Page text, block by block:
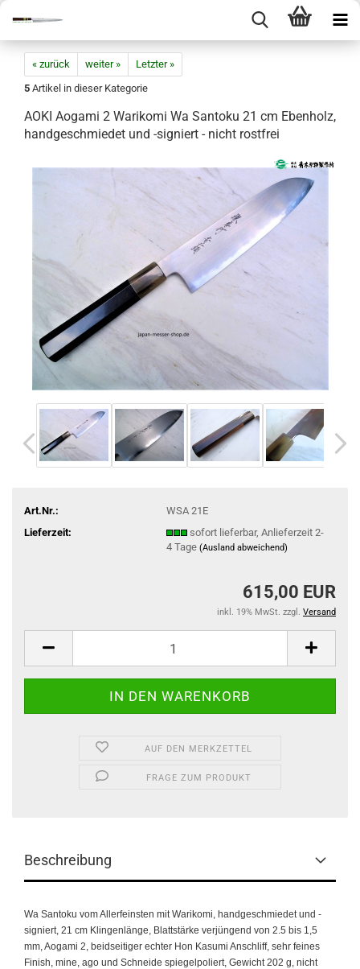
« zurück weiter »
Letzter »
5 Artikel in dieser Kategorie
AOKI Aogami 2 Warikomi Wa Santoku 21 cm Ebenholz,
handgeschmiedet und -signiert - nicht rostfrei
Art.Nr.:
WSA 21E
Lieferzeit:
sofort lieferbar, Anlieferzeit 2-
4 Tage (Ausland abweichend)
615,00 EUR
inkl. 19% MwSt. zzgl. Versand
AUF DEN MERKZETTEL
FRAGE ZUM PRODUKT
Beschreibung
Wa Santoku vom Allerfeinsten mit Warikomi, handgeschmiedet und -
signiert, 21 cm Klingenlänge, Blattstärke verjüngend von 2.5 bis 1,5
mm, Aogami 2, beidseitiger echter Hon Kasumi Anschliff, sehr feines
Finish, mine, ago und Schneide spiegelpoliert, Gewicht 202 g, nicht